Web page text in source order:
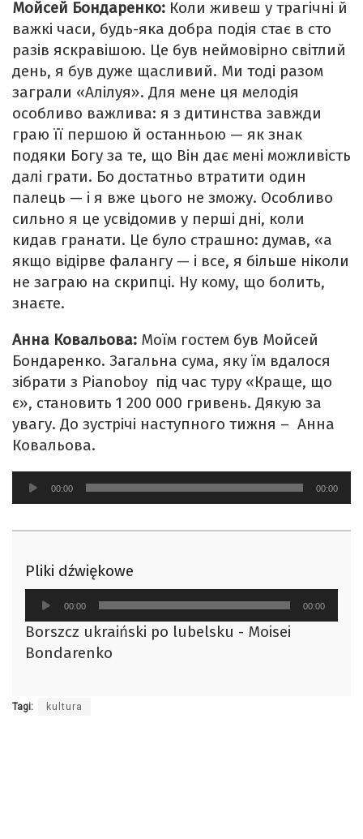
Мойсей Бондаренко: Коли живеш у трагічні й
важкі часи, будь-яка добра подія стає в сто
разів яскравішою. Це був неймовірно світлий
день, я був дуже щасливий. Ми тоді разом
заграли «Алілуя». Для мене ця мелодія
особливо важлива: я з дитинства завжди
граю її першою й останньою — як знак
подяки Богу за те, що Він дає мені можливість
далі грати. Бо достатньо втратити один
палець — і я вже цього не зможу. Особливо
сильно я це усвідомив у перші дні, коли
кидав гранати. Це було страшно: думав, «а
якщо відірве фалангу — і все, я більше ніколи
не заграю на скрипці. Ну кому, що болить,
знаєте.
Анна Ковальова: Моїм гостем був Мойсей
Бондаренко. Загальна сума, яку їм вдалося
зібрати з Pianoboy під час туру «Краще, що
є», становить 1 200 000 гривень. Дякую за
увагу. До зустрічі наступного тижня – Анна
Ковальова.
Odtwarzacz
plików
00:00 00:00
Pliki dźwiękowe
Odtwarzacz
plików
dźwiękowych
00:00 00:00
Borszcz ukraiński po lubelsku - Moisei
Bondarenko
Tagi: kultura